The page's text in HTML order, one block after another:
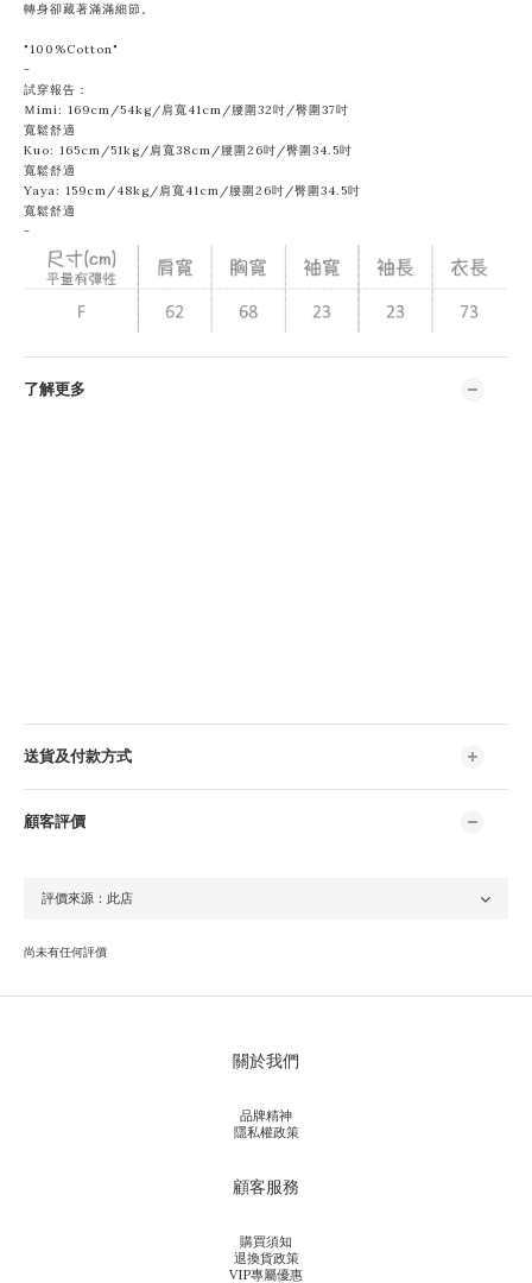
轉身卻藏著滿滿細節。
"100%Cotton"
-
試穿報告：
Ｍimi: 169cm/54kg/肩寬41cm/腰圍32吋/臀圍37吋
寬鬆舒適
Kuo: 165cm/51kg/肩寬38cm/腰圍26吋/臀圍34.5吋
寬鬆舒適
Yaya: 159cm/48kg/肩寬41cm/腰圍26吋/臀圍34.5吋
寬鬆舒適
-
了解更多
送貨及付款方式
顧客評價
尚未有任何評價
關於我們
品牌精神
隱私權政策
顧客服務
購買須知
退換貨政策
VIP專屬優惠